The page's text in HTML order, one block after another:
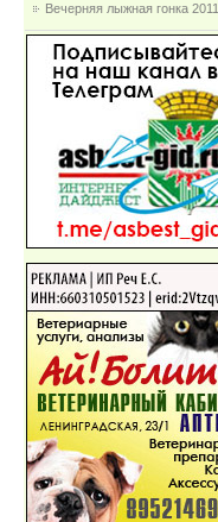
Вечерняя лыжная гонка 2011